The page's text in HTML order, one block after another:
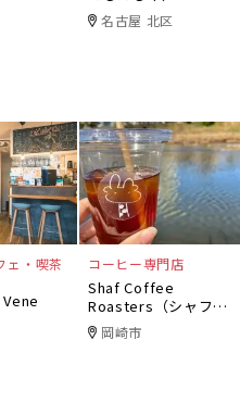
名古屋 北区
ェ・喫茶
Vene
コーヒー専門店
Shaf Coffee
Roasters（シャフコ
ーヒーロースター
ズ）
岡崎市